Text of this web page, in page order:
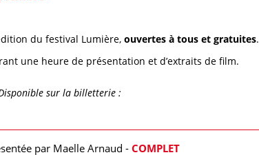
du festival Lumière, ouvertes à tous et gratuites.
une heure de présentation et d’extraits de film.
sur la billetterie :
par Maelle Arnaud -COMPLET